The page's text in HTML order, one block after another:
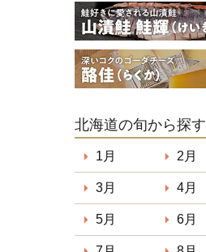
北海道の旬から探す
1月 2月
3月 4月
5月 6月